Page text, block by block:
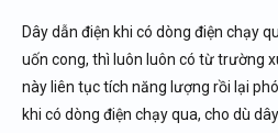
Dây dẫn điện khi có dòng điện chạy
uốn cong, thì luôn luôn có từ trường
này liên tục tích năng lượng rồi lại
khi có dòng điện chạy qua, cho dù